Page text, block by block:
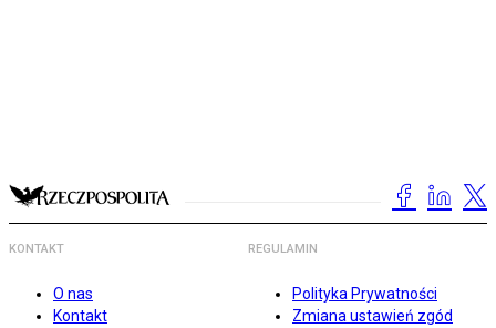
KONTAKT
O nas
Kontakt
REGULAMIN
Polityka Prywatności
Zmiana ustawień zgód